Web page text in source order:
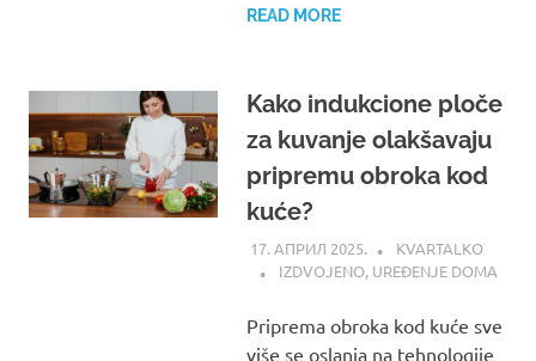
READ MORE
Kako indukcione ploče
za kuvanje olakšavaju
pripremu obroka kod
kuće?
17. АПРИЛ 2025.
KVARTALKO
IZDVOJENO, UREĐENJE DOMA
Priprema obroka kod kuće sve
više se oslanja na tehnologije